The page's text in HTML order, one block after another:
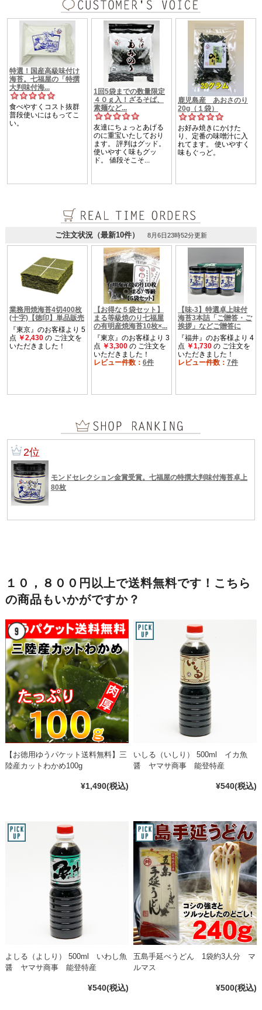
１０，８００円以上で送料無料です！こちら
の商品もいかがですか？
【お徳用ゆうパケット送料無料】三
陸産カットわかめ100g
¥1,490(税込)
いしる（いしり） 500ml イカ魚
醤 ヤマサ商事 能登特産
¥540(税込)
よしる（よしり） 500ml いわし魚
醤 ヤマサ商事 能登特産
¥540(税込)
五島手延べうどん 1袋約3人分 マ
ルマス
¥500(税込)